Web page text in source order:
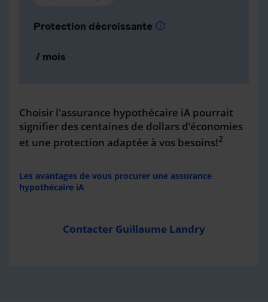
Protection décroissante info
/ mois
Choisir l'assurance hypothécaire iA pourrait
signifier des centaines de dollars d’économies
et une protection adaptée à vos besoins!2
Les avantages de vous procurer une assurance
hypothécaire iA
Contacter Guillaume Landry